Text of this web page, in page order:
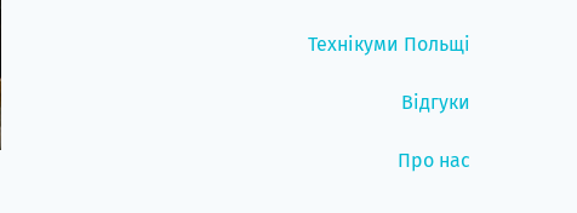
Технікуми Польщі
Відгуки
Про нас